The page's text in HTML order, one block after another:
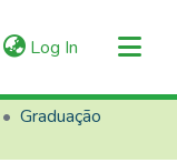
Log In (current)
Graduação